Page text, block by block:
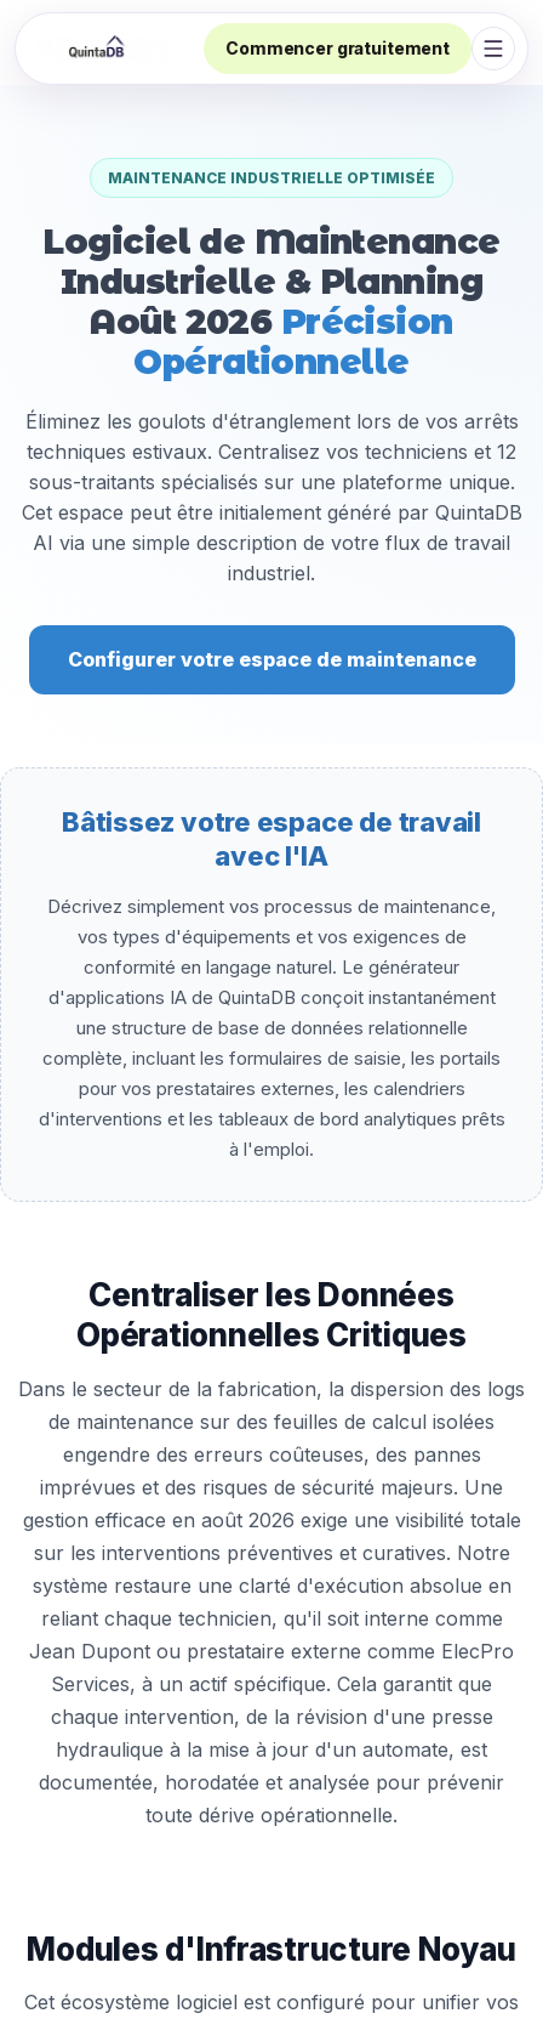
Commencer gratuitement
MAINTENANCE INDUSTRIELLE OPTIMISÉE
Logiciel de Maintenance
Industrielle & Planning
Août 2026 Précision
Opérationnelle
Éliminez les goulots d'étranglement lors de vos arrêts
techniques estivaux. Centralisez vos techniciens et 12
sous-traitants spécialisés sur une plateforme unique.
Cet espace peut être initialement généré par QuintaDB
AI via une simple description de votre flux de travail
industriel.
Configurer votre espace de maintenance
Bâtissez votre espace de travail
avec l'IA
Décrivez simplement vos processus de maintenance,
vos types d'équipements et vos exigences de
conformité en langage naturel. Le générateur
d'applications IA de QuintaDB conçoit instantanément
une structure de base de données relationnelle
complète, incluant les formulaires de saisie, les portails
pour vos prestataires externes, les calendriers
d'interventions et les tableaux de bord analytiques prêts
à l'emploi.
Centraliser les Données
Opérationnelles Critiques
Dans le secteur de la fabrication, la dispersion des logs
de maintenance sur des feuilles de calcul isolées
engendre des erreurs coûteuses, des pannes
imprévues et des risques de sécurité majeurs. Une
gestion efficace en août 2026 exige une visibilité totale
sur les interventions préventives et curatives. Notre
système restaure une clarté d'exécution absolue en
reliant chaque technicien, qu'il soit interne comme
Jean Dupont ou prestataire externe comme ElecPro
Services, à un actif spécifique. Cela garantit que
chaque intervention, de la révision d'une presse
hydraulique à la mise à jour d'un automate, est
documentée, horodatée et analysée pour prévenir
toute dérive opérationnelle.
Modules d'Infrastructure Noyau
Cet écosystème logiciel est configuré pour unifier vos